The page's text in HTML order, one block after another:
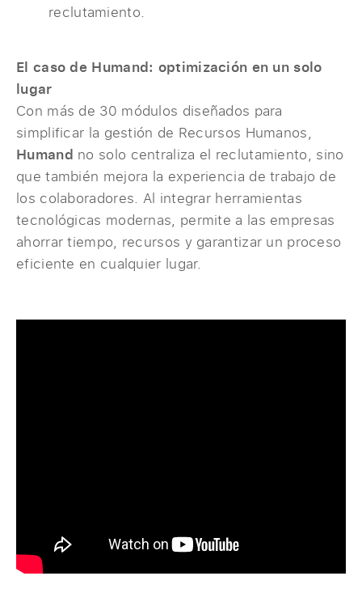
reclutamiento.
El caso de Humand: optimización en un solo
lugar
Con más de 30 módulos diseñados para
simplificar la gestión de Recursos Humanos,
Humand no solo centraliza el reclutamiento, sino
que también mejora la experiencia de trabajo de
los colaboradores. Al integrar herramientas
tecnológicas modernas, permite a las empresas
ahorrar tiempo, recursos y garantizar un proceso
eficiente en cualquier lugar.